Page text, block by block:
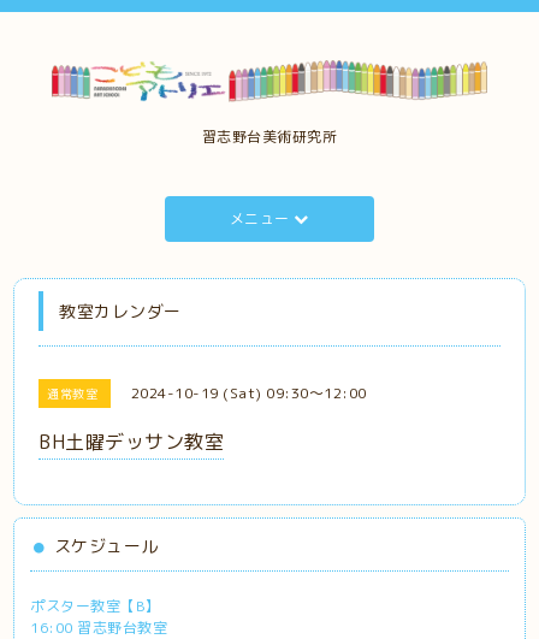
習志野台美術研究所
メニュー
教室カレンダー
通常教室 2024-10-19 (Sat) 09:30～12:00
BH土曜デッサン教室
スケジュール
ポスター教室【B】
16:00 習志野台教室